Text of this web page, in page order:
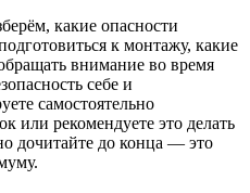
какие опасности
к монтажу, какие
внимание во время
себе и
самостоятельно
или рекомендуете это делать
дочитайте до конца — это